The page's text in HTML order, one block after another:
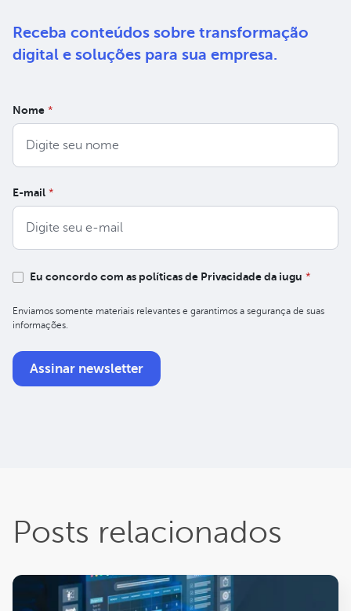
Receba conteúdos sobre transformação
digital e soluções para sua empresa.
Nome *
E-mail *
Eu concordo com as políticas de Privacidade da iugu *
Enviamos somente materiais relevantes e garantimos a segurança de suas
informações.
Posts relacionados